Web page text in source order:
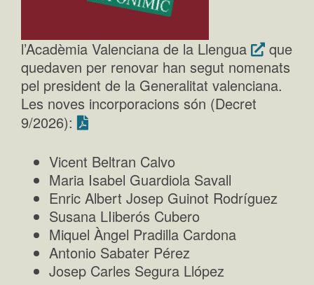
l’Acadèmia Valenciana de la Llengua
que
quedaven per renovar han segut nomenats
pel president de la Generalitat valenciana.
Les noves incorporacions són (Decret
9/2026):
Vicent Beltran Calvo
Maria Isabel Guardiola Savall
Enric Albert Josep Guinot Rodríguez
Susana LIiberós Cubero
Miquel Àngel Pradilla Cardona
Antonio Sabater Pérez
Josep Carles Segura Llópez